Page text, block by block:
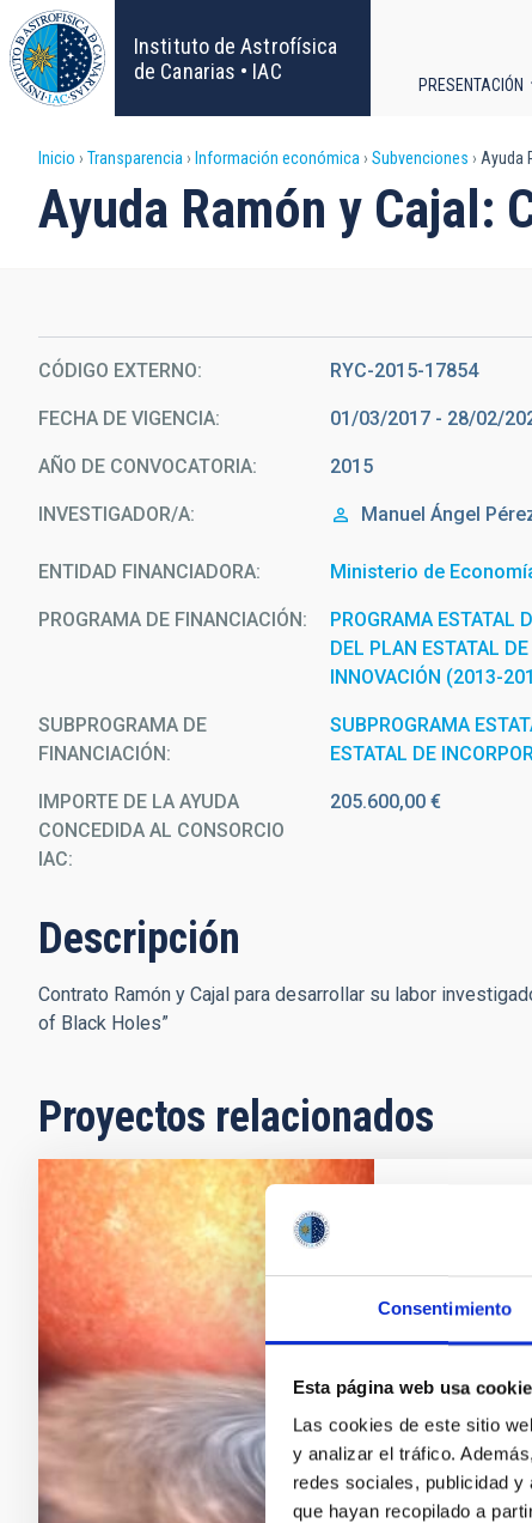
Consentimiento
Esta página web usa
Las cookies de este sitio
y analizar el tráfico.
redes sociales, publicidad
que hayan recopilado a
Pasar
al
contenido
principal
Instituto de Astrofísica
de Canarias • IAC
PRESENTACIÓN
Sobrescribir
enlaces
ayuda
a
la
navegación
Inicio Transparencia Información económica Subvenciones Ayuda
Ayuda Ramón y Cajal:
CÓDIGO EXTERNO RYC-2015-17854
FECHA DE VIGENCIA 01/03/2017 - 28/02/
AÑO DE CONVOCATORIA 2015
INVESTIGADOR/A Manuel Ángel
ENTIDAD FINANCIADORA Ministerio de
PROGRAMA DE FINANCIACIÓN
PROGRAMA ESTATAL
DEL PLAN ESTATAL
INNOVACIÓN (2013-
SUBPROGRAMA DE
FINANCIACIÓN
SUBPROGRAMA
ESTATAL DE
IMPORTE DE LA AYUDA
CONCEDIDA AL CONSORCIO
IAC
205.600,00 €
Descripción
Contrato Ramón y Cajal para desarrollar su labor
of Black Holes”
Proyectos relacionados
Los
son
negros de
masas, sino
la materia y la